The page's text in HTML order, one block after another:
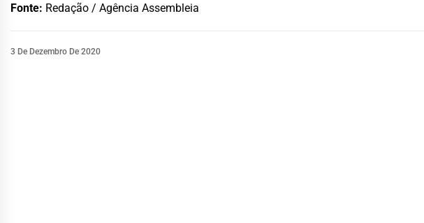
Fonte: Redação / Agência Assembleia
3 De Dezembro De 2020